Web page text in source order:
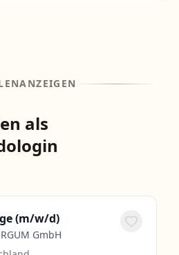
als
(m/w/d)
GmbH